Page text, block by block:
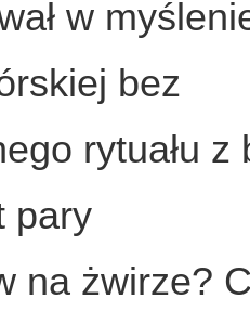
w
bez
rytuału
pary
na żwirze?